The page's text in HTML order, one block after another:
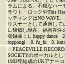
ラムによる、不穏なハー
ラウト・ロックやThis
ッティングはNO WAVE
リスナーとして通過して
に帰郷し現在、福岡在住
収録曲：1. happy
roppongi 8. fu_fu 9.
・PEACEVILLE
SOCIETYのボーカルと
1982年結成のUKアナー